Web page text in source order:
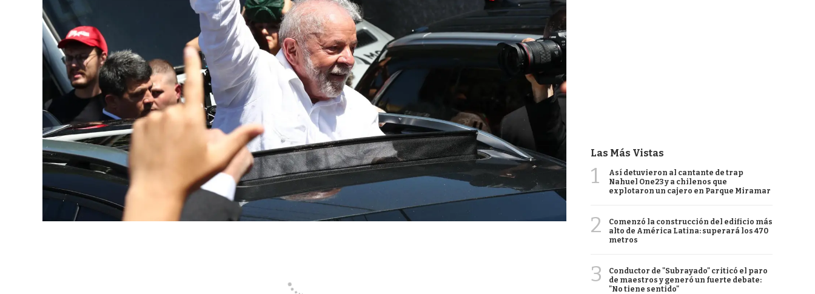
Las Más Vistas
1
Así detuvieron al cantante de trap
Nahuel One23 y a chilenos que
explotaron un cajero en Parque Miramar
2
Comenzó la construcción del edificio más
alto de América Latina: superará los 470
metros
3
Conductor de "Subrayado" criticó el paro
de maestros y generó un fuerte debate:
"No tiene sentido"